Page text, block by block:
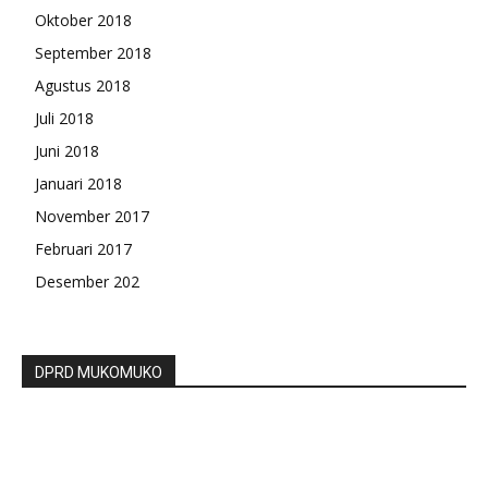
Oktober 2018
September 2018
Agustus 2018
Juli 2018
Juni 2018
Januari 2018
November 2017
Februari 2017
Desember 202
DPRD MUKOMUKO